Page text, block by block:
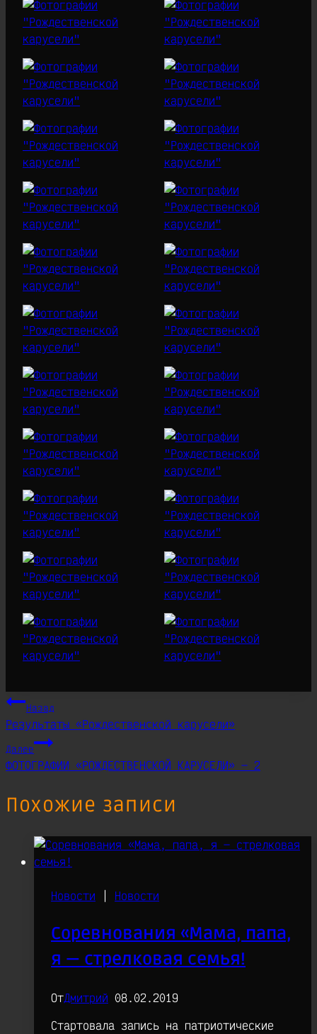
Навигация
по
записям
Назад
Результаты «Рождественской карусели»
Далее
ФОТОГРАФИИ «РОЖДЕСТВЕНСКОЙ КАРУСЕЛИ» — 2
Похожие записи
Новости Новости
Соревнования «Мама, папа,
я — стрелковая семья!
ОтДмитрий 08.02.2019
Стартовала запись на патриотические